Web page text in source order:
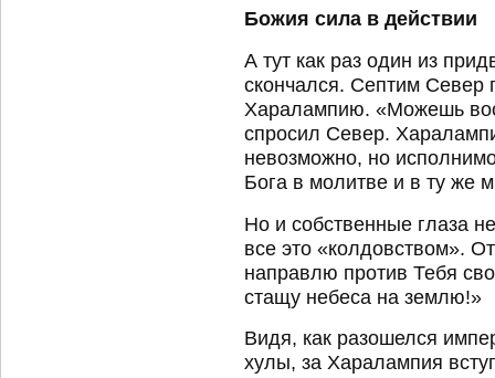
Божия сила в действии
А тут как раз один из
скончался. Септим Север
Харалампию. «Можешь
спросил Север.
невозможно, но
Бога в молитве и в ту же
Но и собственные глаза
все это «колдовством».
направлю против Тебя
стащу небеса на землю!»
Видя, как разошелся
хулы, за Харалампия